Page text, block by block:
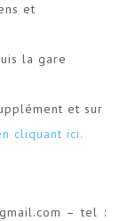
et
la gare
et sur
cliquant ici.
– tel :